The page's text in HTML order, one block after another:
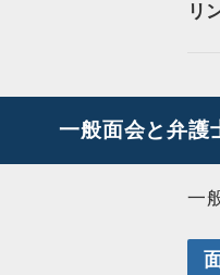
リ
一般面会と弁護
一